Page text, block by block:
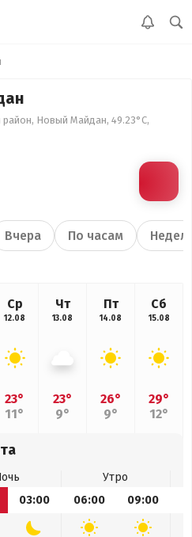
район, Новый Майдан, 49.23°С,
Вчера По часам
Ср
12.08
23°
11°
Чт
13.08
23°
9°
Пт
14.08
26°
9°
Сб
15.08
29°
12°
Утро
03:00 06:00 09:00